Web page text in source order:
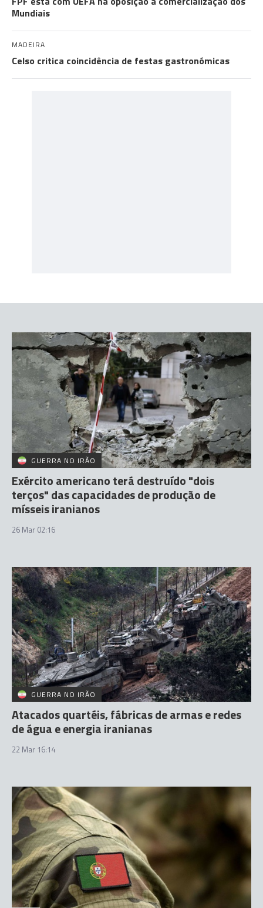
Mundiais
MADEIRA
Celso critica coincidência de festas gastronómicas
GUERRA NO IRÃO
Exército americano terá destruído "dois
terços" das capacidades de produção de
mísseis iranianos
26 Mar 02:16
GUERRA NO IRÃO
Atacados quartéis, fábricas de armas e redes
de água e energia iranianas
22 Mar 16:14